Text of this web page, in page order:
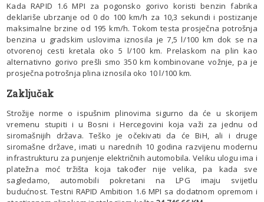
Kada RAPID 1.6 MPI za pogonsko gorivo koristi benzin fabrika
deklariše ubrzanje od 0 do 100 km/h za 10,3 sekundi i postizanje
maksimalne brzine od 195 km/h. Tokom testa prosječna potrošnja
benzina u gradskim uslovima iznosila je 7,5 l/100 km dok se na
otvorenoj cesti kretala oko 5 l/100 km. Prelaskom na plin kao
alternativno gorivo prešli smo 350 km kombinovane vožnje, pa je
prosječna potrošnja plina iznosila oko 10 l/100 km.
Zaključak
Strožije norme o ispušnim plinovima sigurno da će u skorijem
vremenu stupiti i u Bosni i Hercegovini koja važi za jednu od
siromašnijih država. Teško je očekivati da će BiH, ali i druge
siromašne države, imati u narednih 10 godina razvijenu modernu
infrastrukturu za punjenje električnih automobila. Veliku ulogu ima i
platežna moć tržišta koja također nije velika, pa kada sve
sagledamo, automobili pokretani na LPG imaju svijetlu
budućnost. Testni RAPID Ambition 1.6 MPI sa dodatnom opremom i